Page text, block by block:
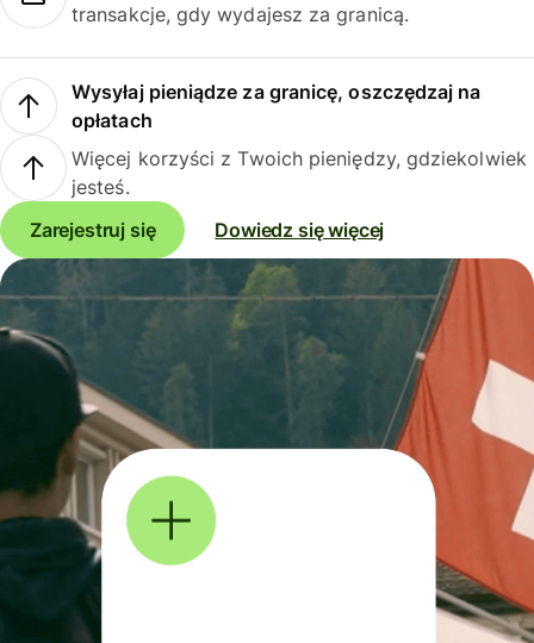
transakcje, gdy wydajesz za granicą.
Wysyłaj pieniądze za granicę, oszczędzaj na
opłatach
Więcej korzyści z Twoich pieniędzy, gdziekolwiek
jesteś.
Zarejestruj się
Dowiedz się więcej